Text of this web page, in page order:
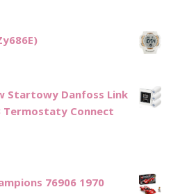
Startowy Danfoss Link
Termostaty Connect
76906 1970